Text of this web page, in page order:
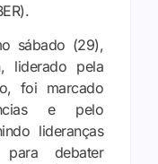
sábado (29),
liderado pela
foi marcado
e pelo
lideranças
para debater